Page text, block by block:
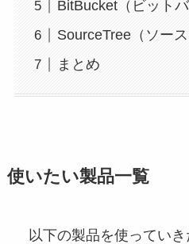
BitBucket（ビットバ
SourceTree（ソース
まとめ
使いたい製品一覧
以下の製品を使っていき